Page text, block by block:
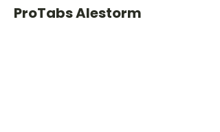
ProTabs Alestorm